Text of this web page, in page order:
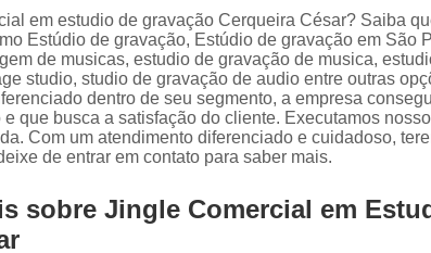
Gravação
em estudio de gravação Cerqueira César? Saiba
Estúdio de gravação, Estúdio de gravação em São
de musicas, estudio de gravação de musica,
studio, studio de gravação de audio entre outras
dentro de seu segmento, a empresa
que busca a satisfação do cliente. Executamos
Com um atendimento diferenciado e cuidadoso,
de entrar em contato para saber mais.
sobre Jingle Comercial em